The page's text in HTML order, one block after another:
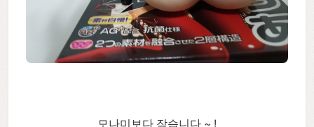
모나미보다 작습니다 ~ !